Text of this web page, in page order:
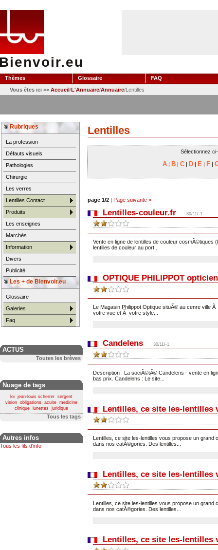
Thèmes Glossaire
FAQ
Vous êtes ici >> Accueil/L'Annuaire/Annuaire/Lentilles
Rubriques
La profession
Défauts visuels
Pathologies
Chirurgie
Les verres
Lentilles Contact
Produits
Les enseignes
Marchés
Information
Divers
Publicité
Les + de Bienvoir.eu
Glossaire
Galeries
Faq
ACTUS
Toutes les brèves
Nuage de tags
loi jean-louis scherrer
sergent
vision
obligations acuite
medicine
clinique
lunettes juridique
Tous les tags
Autres infos
Tous les fils d'info
Lentilles
Sélectionnez
A| B| C| D| E | F|
page 1/2 | Page suivante »
Lentilles-couleur.fr 30/11/-1
Vente en ligne de lentilles de couleur
lentilles de couleur au port...
OPTIQUE PHILIPPOT
Le Magasin Philippot Optique situÃ© au cenre ville
votre vue et Ã votre style...
Candelens 30/11/-1
Description : La sociÃ©tÃ© Candelens - vente en
bas prix. Candelens : Le site...
Lentilles, ce site les-lentilles
Lentilles, ce site les-lentilles vous propose un grand
dans nos catÃ©gories. Des lentilles...
Lentilles, ce site les-lentilles
Lentilles, ce site les-lentilles vous propose un
dans nos catÃ©gories. Des lentilles...
Lentilles, ce site les-lentilles